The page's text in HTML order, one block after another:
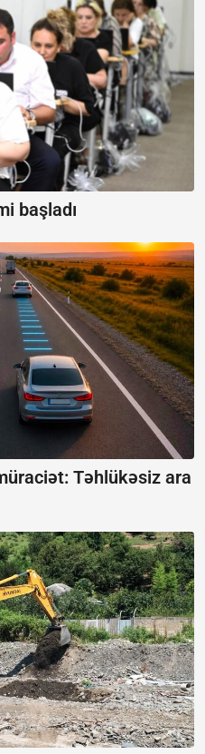
başladı
Təhlükəsiz ara